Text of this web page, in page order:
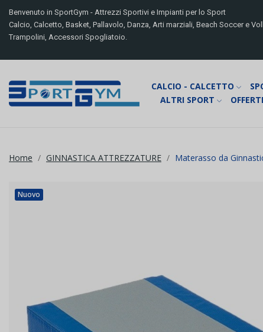
Benvenuto in SportGym - Attrezzi Sportivi e Impianti per lo Sport
Calcio, Calcetto, Basket, Pallavolo, Danza, Arti marziali, Beach Soccer e
Trampolini, Accessori Spogliatoio.
CALCIO - CALCETTO
ALTRI SPORT
Home GINNASTICA ATTREZZATURE Materasso da
Nuovo